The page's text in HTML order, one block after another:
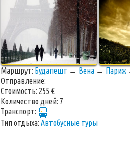
Маршрут: Будапешт → Вена → Париж
Отправление:
Стоимость: 255 €
Количество дней: 7
Транспорт:
Тип отдыха: Автобусные туры